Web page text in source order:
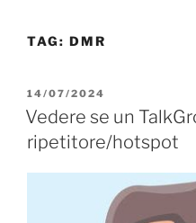
TAG: DMR
PUBBLICATO
IL
14/07/2024
Vedere se un
ripetitore/hotspot